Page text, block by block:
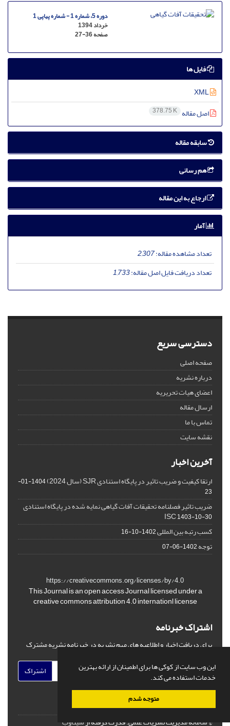
این وب سایت از کوکی ها برای اطمینان از ارائه بهترین
خدمات استفاده می کند.
متوجه شدم
دوره 5، شماره 1 - شماره پیاپی 1
خرداد 1394
صفحه27-36
فایل ها
اصل مقاله 378.75 K
سابقه مقاله
هم رسانی
ارجاع به این مقاله
آمار
تعداد مشاهده مقاله:2,307
تعداد دریافت فایل اصل مقاله:1,733
دسترسی سریع
صفحه اصلی
درباره نشریه
اعضای هیات تحریریه
ارسال مقاله
تماس با ما
نقشه سایت
آخرین اخبار
ارتقا کیفیت و ضریب تاثیر در پایگاه استنادی SJR (سال 2024)
1404-01-
23
ضریب تاثیر فصلنامه تحقیقات آفات گیاهی نمایه شده در پایگاه استنادی
ISC1403-10-30
کسب رتبه بین المللی1402-10-16
توجه1402-06-07
https://creativecommons.org/licenses/by/4.0
This Journal is an open access Journal licensed under a
creative commons attribution 4.0 internationl license
اشتراک خبرنامه
برای دریافت اخبار و اطلاعیه های مهم نشریه در خبرنامه نشریه مشترک
اشتراک
© سامانه مدیریت نشریات علمی.قدرت گرفته ازسیناوب